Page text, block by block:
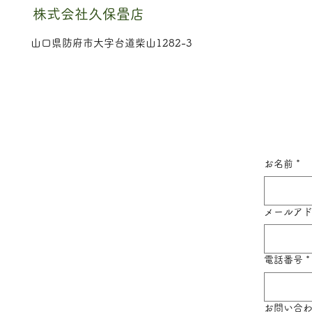
株式会社久保畳店
山口県防府市大字台道柴山1282-3
お名前 *
メールア
電話番号 *
お問い合